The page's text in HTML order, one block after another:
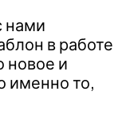
нами
в работе
новое и
именно то,